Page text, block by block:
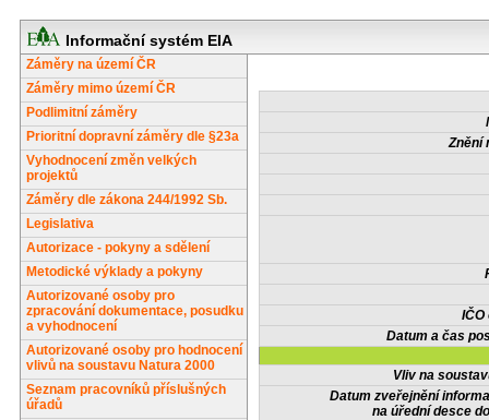
Informační systém EIA
Záměry na území ČR
Záměry mimo území ČR
Podlimitní záměry
Prioritní dopravní záměry dle §23a
Vyhodnocení změn velkých
projektů
Záměry dle zákona 244/1992 Sb.
Legislativa
Autorizace - pokyny a sdělení
Metodické výklady a pokyny
Autorizované osoby pro
zpracování dokumentace, posudku
a vyhodnocení
Autorizované osoby pro hodnocení
vlivů na soustavu Natura 2000
Seznam pracovníků příslušných
úřadů
Znění
IČO
Datum a čas
Vliv na
Datum zveřejnění
na úřední desce